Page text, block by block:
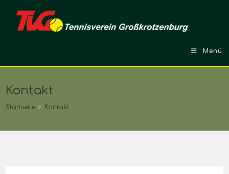
Menü
Kontakt
Startseite > Kontakt